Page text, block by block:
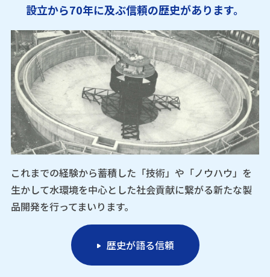
設立から70年に及ぶ信頼の歴史があります。
これまでの経験から蓄積した「技術」や「ノウハウ」を
生かして水環境を中心とした社会貢献に繋がる新たな製
品開発を行ってまいります。
歴史が語る信頼